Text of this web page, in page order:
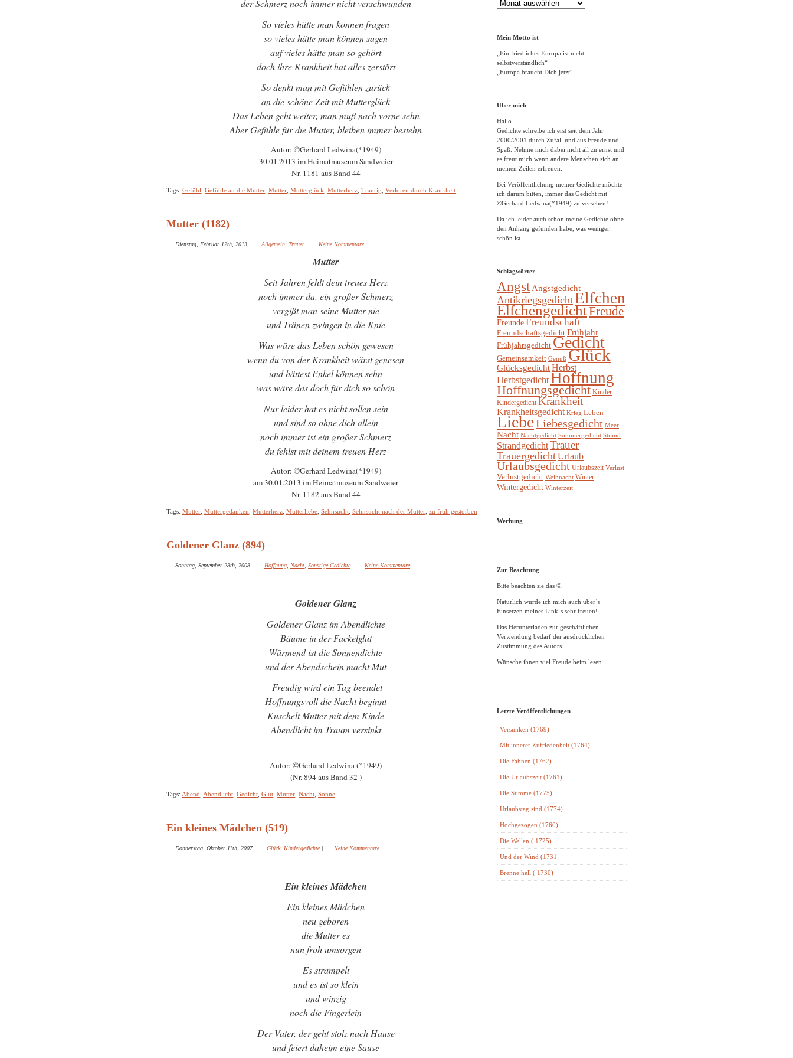
der Schmerz noch immer nicht verschwunden
So vieles hätte man können fragen
so vieles hätte man können sagen
auf vieles hätte man so gehört
doch ihre Krankheit hat alles zerstört
So denkt man mit Gefühlen zurück
an die schöne Zeit mit Mutterglück
Das Leben geht weiter, man muß nach vorne sehn
Aber Gefühle für die Mutter, bleiben immer bestehn
Autor: ©Gerhard Ledwina(*1949)
30.01.2013 im Heimatmuseum Sandweier
Nr. 1181 aus Band 44
Tags: Gefühl Gefühle an die Mutter Mutter Mutterglück Mutterherz Traurig Verloren durch Krankheit
Mutter (1182)
Dienstag, Februar 12th, 2013 | Allgemein Trauer | Keine Kommentare
Mutter
Seit Jahren fehlt dein treues Herz
noch immer da, ein großer Schmerz
vergißt man seine Mutter nie
und Tränen zwingen in die Knie
Was wäre das Leben schön gewesen
wenn du von der Krankheit wärst genesen
und hättest Enkel können sehn
was wäre das doch für dich so schön
Nur leider hat es nicht sollen sein
und sind so ohne dich allein
noch immer ist ein großer Schmerz
du fehlst mit deinem treuen Herz
Autor: ©Gerhard Ledwina(*1949)
am 30.01.2013 im Heimatmuseum Sandweier
Nr. 1182 aus Band 44
Tags: Mutter Muttergedanken Mutterherz Mutterliebe Sehnsucht Sehnsucht nach der Mutter zu früh gestorben
Goldener Glanz (894)
Sonntag, September 28th, 2008 | Hoffnung Nacht Sonstige Gedichte | Keine Kommentare
Goldener Glanz
Goldener Glanz im Abendlichte
Bäume in der Fackelglut
Wärmend ist die Sonnendichte
und der Abendschein macht Mut
Freudig wird ein Tag beendet
Hoffnungsvoll die Nacht beginnt
Kuschelt Mutter mit dem Kinde
Abendlicht im Traum versinkt
Autor: ©Gerhard Ledwina (*1949)
(Nr. 894 aus Band 32 )
Tags: Abend Abendlicht Gedicht Glut Mutter Nacht Sonne
Ein kleines Mädchen (519)
Donnerstag, Oktober 11th, 2007| Glück, Kindergedichte | Keine Kommentare
Ein kleines Mädchen
Ein kleines Mädchen
neu geboren
die Mutter es
nun froh umsorgen
Es strampelt
und es ist so klein
und winzig
noch die Fingerlein
Der Vater, der geht stolz nach Hause
und feiert daheim eine Sause
Gedichte
Archiv
Mein Motto ist
„Ein friedliches Europa ist nicht
selbstverständlich“
„Europa braucht Dich jetzt“
Über mich
Hallo.
Gedichte schreibe ich erst seit dem Jahr
2000/2001 durch Zufall und aus Freude und
Spaß. Nehme mich dabei nicht all zu ernst und
es freut mich wenn andere Menschen sich an
meinen Zeilen erfreuen.
Bei Veröffentlichung meiner Gedichte möchte
ich darum bitten, immer das Gedicht mit
©Gerhard Ledwina(*1949) zu versehen!
Da ich leider auch schon meine Gedichte ohne
den Anhang gefunden habe, was weniger
schön ist.
Schlagwörter
Angst Angstgedicht
AntikriegsgedichtElfchen
ElfchengedichtFreude
FreundeFreundschaft
Freundschaftsgedicht Frühjahr
Frühjahrsgedicht Gedicht
Gemeinsamkeit Genuß Glück
GlücksgedichtHerbst
HerbstgedichtHoffnung
Hoffnungsgedicht Kinder
Kindergedicht Krankheit
Krankheitsgedicht Krieg Leben
LiebeLiebesgedicht Meer
Nacht Nachtgedicht Sommergedicht Strand
StrandgedichtTrauer
TrauergedichtUrlaub
Urlaubsgedicht Urlaubszeit Verlust
Verlustgedicht Weihnacht Winter
Wintergedicht Winterzeit
Werbung
Zur Beachtung
Bitte beachten sie das ©.
Natürlich würde ich mich auch über´s
Einsetzen meines Link´s sehr freuen!
Das Herunterladen zur geschäftlichen
Verwendung bedarf der ausdrücklichen
Zustimmung des Autors.
Wünsche ihnen viel Freude beim lesen.
Letzte Veröffentlichungen
Versunken (1769)
Mit innerer Zufriedenheit (1764)
Die Fahnen (1762)
Die Urlaubszeit (1761)
Die Stimme (1775)
Urlaubstag sind (1774)
Hochgezogen (1760)
Die Wellen ( 1725)
Und der Wind (1731
Brenne hell ( 1730)